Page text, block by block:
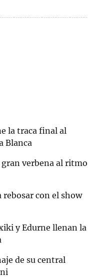
la traca final al
Blanca
verbena al ritmo
rebosar con el show
y Edurne llenan la
de su central